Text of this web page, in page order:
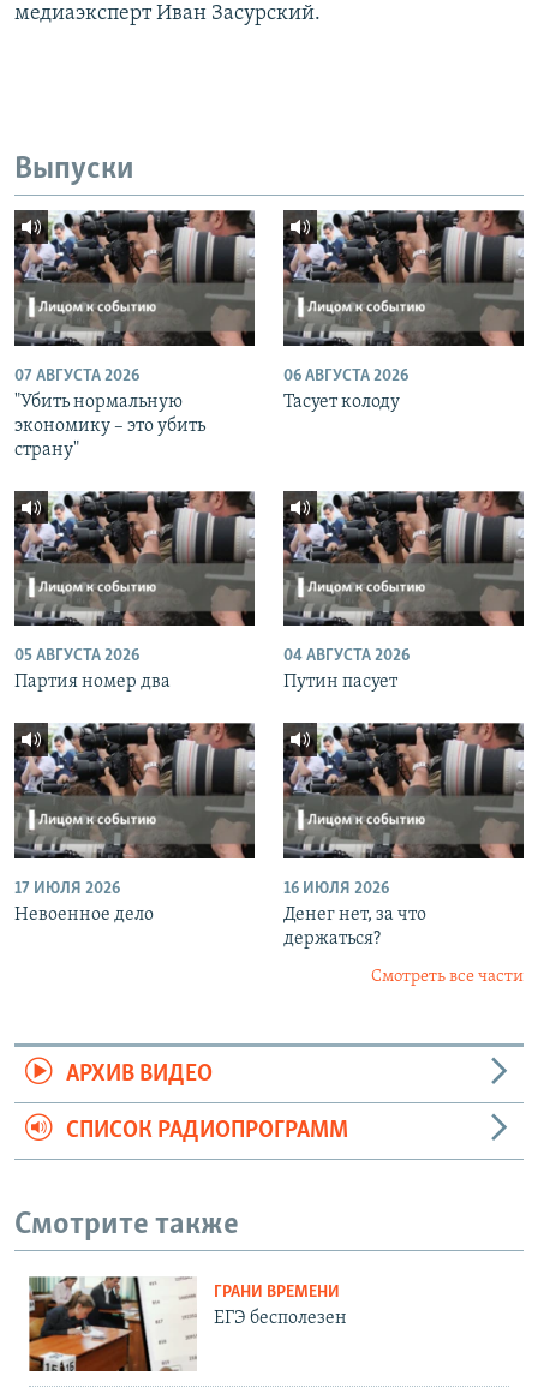
медиаэксперт Иван Засурский.
Выпуски
07 АВГУСТА 2026
"Убить нормальную
экономику – это убить
страну"
06 АВГУСТА 2026
Тасует колоду
05 АВГУСТА 2026
Партия номер два
04 АВГУСТА 2026
Путин пасует
17 ИЮЛЯ 2026
Невоенное дело
16 ИЮЛЯ 2026
Денег нет, за что
держаться?
Смотреть все части
АРХИВ ВИДЕО
СПИСОК РАДИОПРОГРАММ
Смотрите также
ГРАНИ ВРЕМЕНИ
ЕГЭ бесполезен